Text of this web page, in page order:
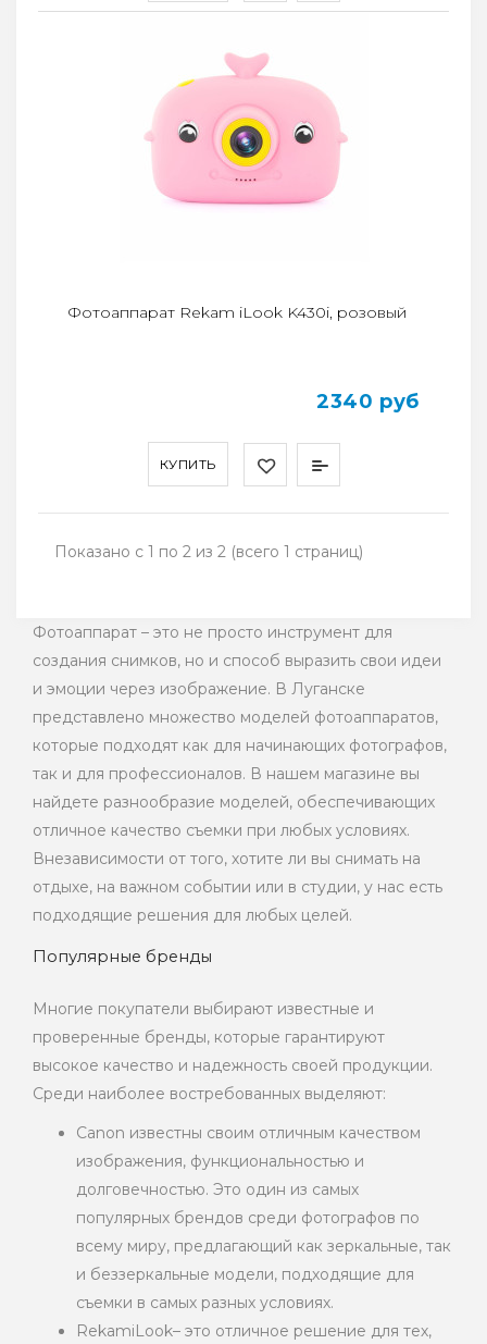
КУПИТЬ
Фотоаппарат Rekam iLook K430i, розовый
2340 руб
Показано с 1 по 2 из 2 (всего 1 страниц)
Фотоаппарат – это не просто инструмент для
создания снимков, но и способ выразить свои идеи
и эмоции через изображение. В Луганске
представлено множество моделей фотоаппаратов,
которые подходят как для начинающих фотографов,
так и для профессионалов. В нашем магазине вы
найдете разнообразие моделей, обеспечивающих
отличное качество съемки при любых условиях.
Внезависимости от того, хотите ли вы снимать на
отдыхе, на важном событии или в студии, у нас есть
подходящие решения для любых целей.
Популярные бренды
Многие покупатели выбирают известные и
проверенные бренды, которые гарантируют
высокое качество и надежность своей продукции.
Среди наиболее востребованных выделяют:
Canon известны своим отличным качеством
изображения, функциональностью и
долговечностью. Это один из самых
популярных брендов среди фотографов по
всему миру, предлагающий как зеркальные, так
и беззеркальные модели, подходящие для
съемки в самых разных условиях.
RekamiLook– это отличное решение для тех,